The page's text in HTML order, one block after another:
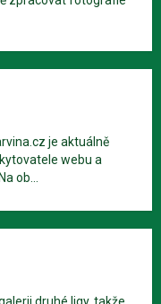
je aktuálně
webu a
ob...